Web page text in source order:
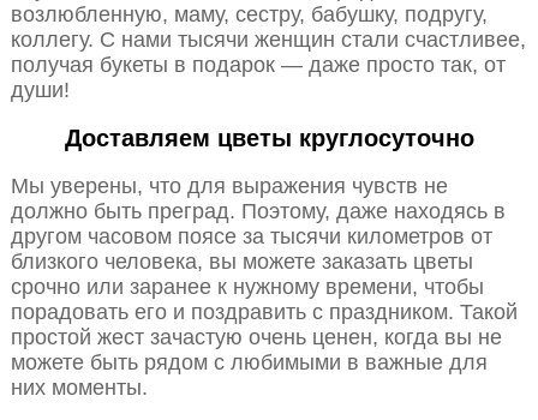
возлюбленную, маму, сестру, бабушку, подругу,
коллегу. С нами тысячи женщин стали счастливее,
получая букеты в подарок — даже просто так, от
души!
Доставляем цветы круглосуточно
Мы уверены, что для выражения чувств не
должно быть преград. Поэтому, даже находясь в
другом часовом поясе за тысячи километров от
близкого человека, вы можете заказать цветы
срочно или заранее к нужному времени, чтобы
порадовать его и поздравить с праздником. Такой
простой жест зачастую очень ценен, когда вы не
можете быть рядом с любимыми в важные для
них моменты.